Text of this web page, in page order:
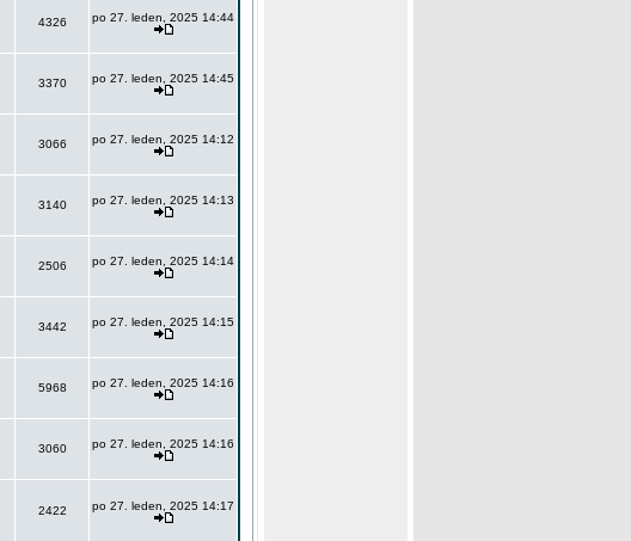
4326 po 27. leden, 2025 14:44
3370 po 27. leden, 2025 14:45
3066 po 27. leden, 2025 14:12
3140 po 27. leden, 2025 14:13
2506 po 27. leden, 2025 14:14
3442 po 27. leden, 2025 14:15
5968 po 27. leden, 2025 14:16
3060 po 27. leden, 2025 14:16
2422 po 27. leden, 2025 14:17